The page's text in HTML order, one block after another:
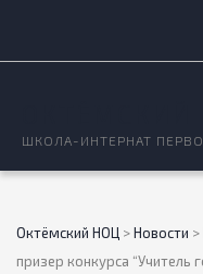
ШКОЛА-ИНТЕРНАТ
Октёмский НОЦ >Новости >
призер конкурса “Учитель